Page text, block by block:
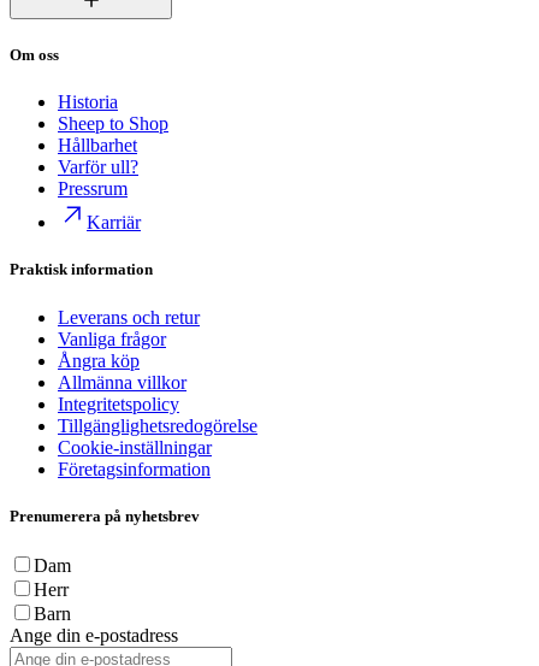
Om oss
Historia
Sheep to Shop
Hållbarhet
Varför ull?
Pressrum
Karriär
Praktisk information
Leverans och retur
Vanliga frågor
Ångra köp
Allmänna villkor
Integritetspolicy
Tillgänglighetsredogörelse
Cookie-inställningar
Företagsinformation
Prenumerera på nyhetsbrev
Dam
Herr
Barn
Ange din e-postadress